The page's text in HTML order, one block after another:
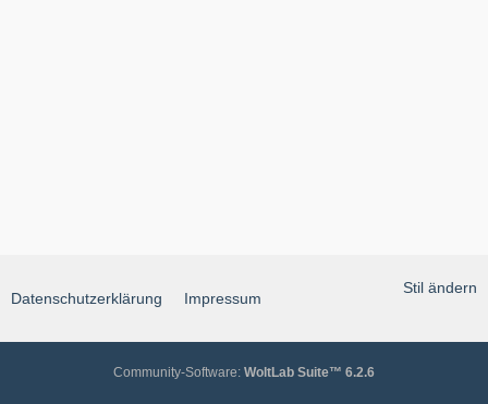
Stil ändern
Datenschutzerklärung Impressum
Community-Software: WoltLab Suite™ 6.2.6